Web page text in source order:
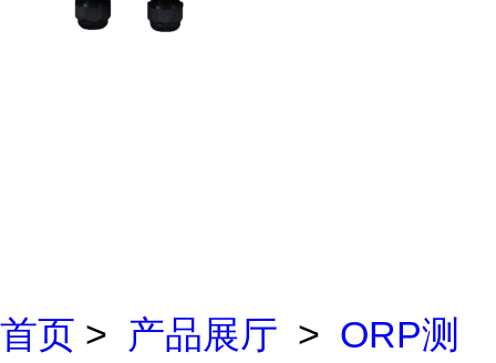
首页 > 产品展厅 > ORP测